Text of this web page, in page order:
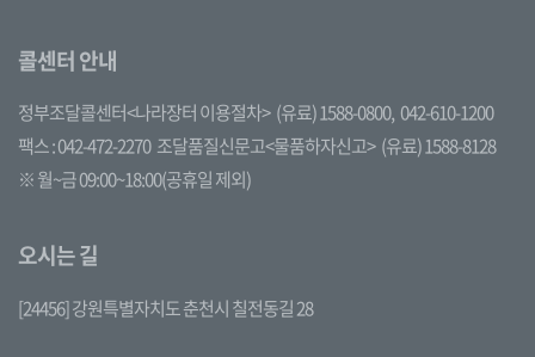
콜센터 안내
정부조달콜센터<나라장터 이용절차> (유료) 1588-0800, 042-610-1200
팩스 : 042-472-2270 조달품질신문고<물품하자신고> (유료) 1588-8128
※ 월~금 09:00~18:00(공휴일 제외)
오시는 길
[24456] 강원특별자치도 춘천시 칠전동길 28